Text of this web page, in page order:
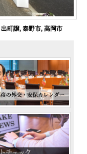
出町譲, 秦野市, 高岡市